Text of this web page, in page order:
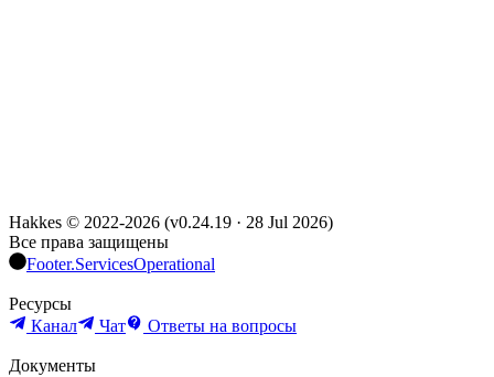
Hakkes © 2022-2026 (v0.24.19 · 28 Jul 2026)
Все права защищены
Footer.ServicesOperational
Ресурсы
Канал
Чат Ответы на вопросы
Документы